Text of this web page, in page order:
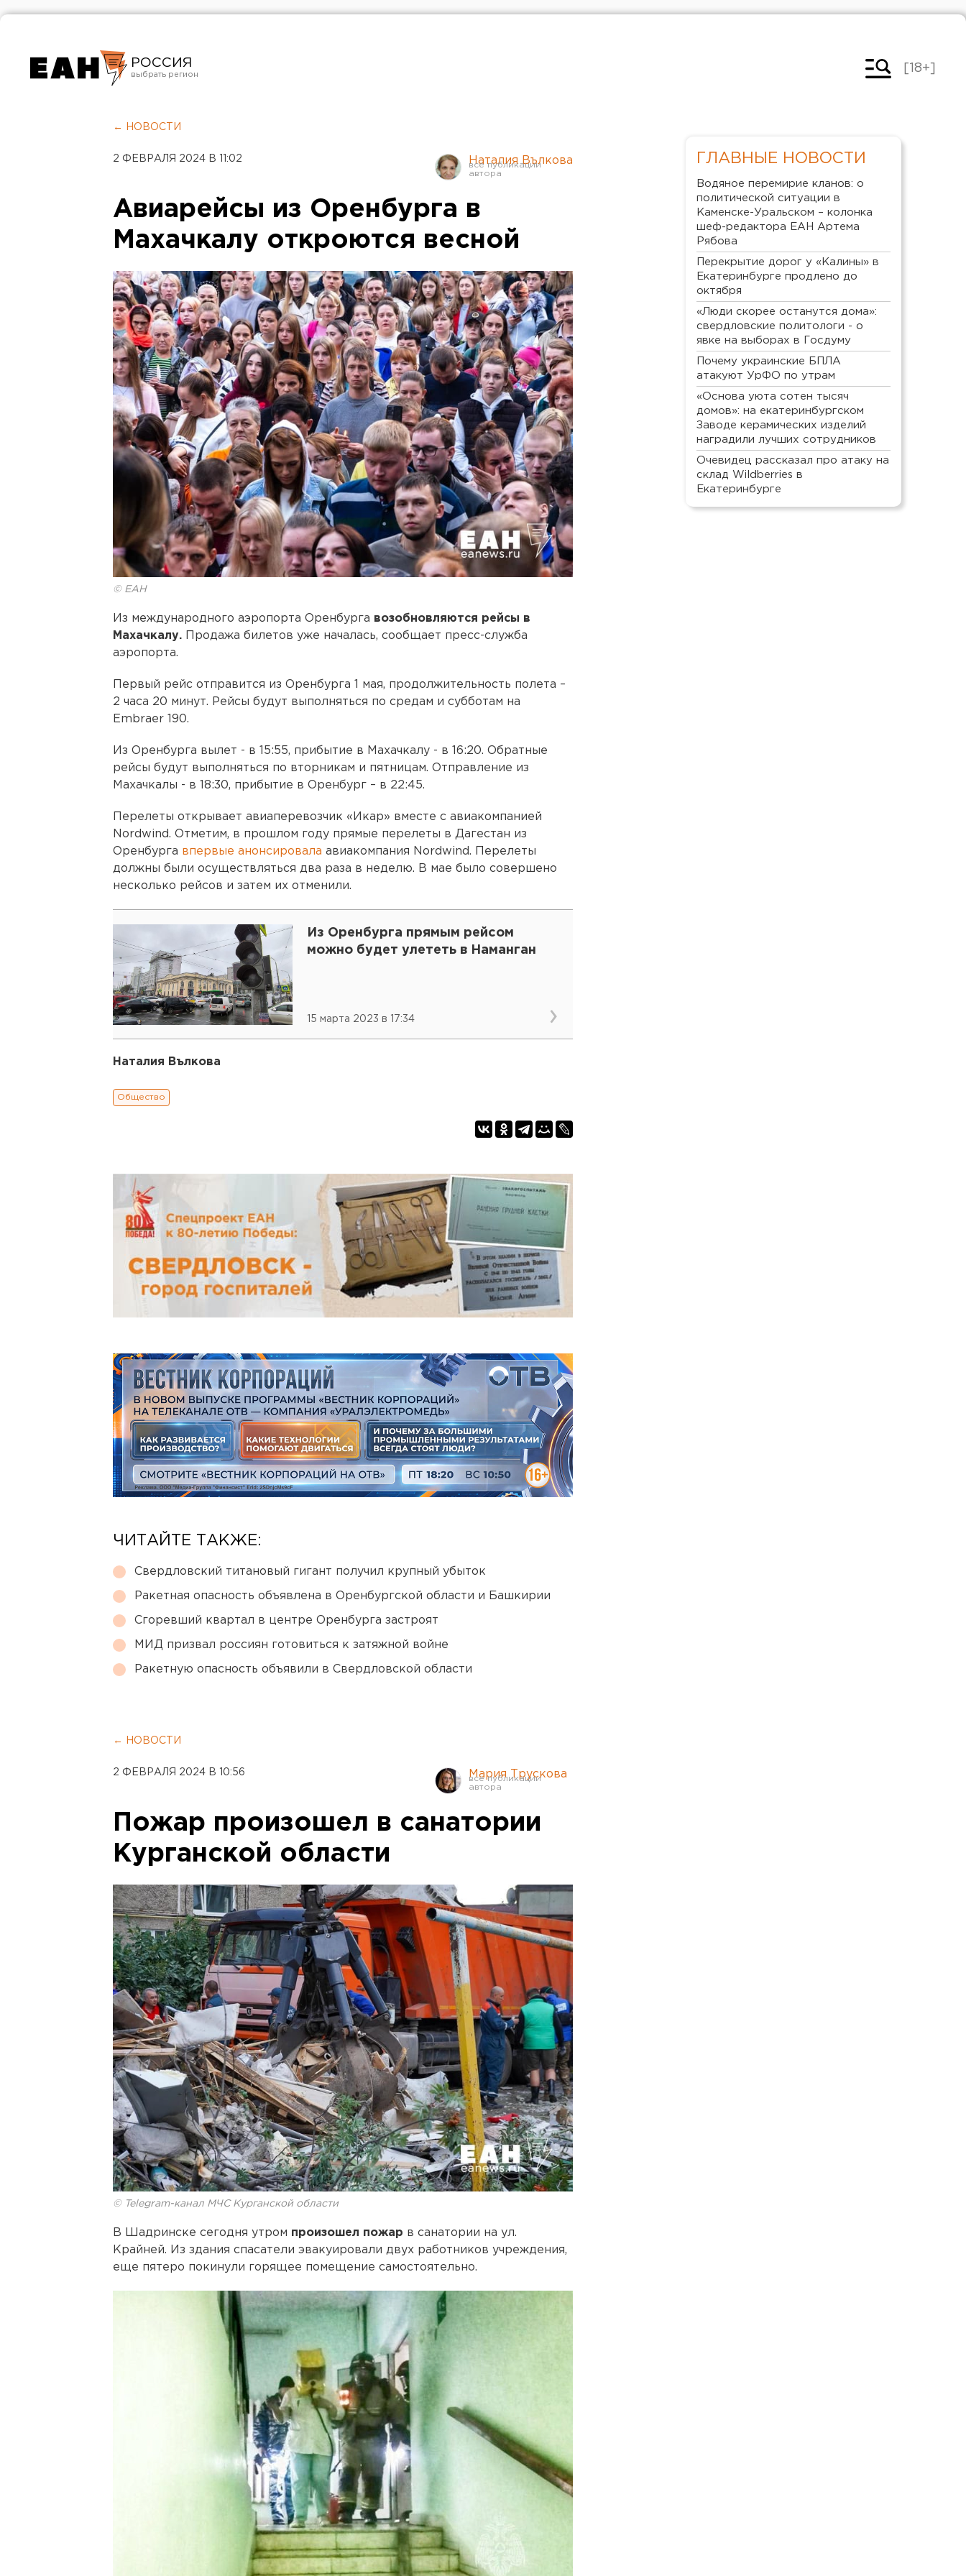
РОССИЯ
Челябинск
[18+]
← НОВОСТИ
2 ФЕВРАЛЯ 2024 В 11:02 Наталия Вълкова
Авиарейсы из Оренбурга в
Махачкалу откроются весной
© ЕАН
Из международного аэропорта Оренбурга возобновляются рейсы в
Махачкалу.
Продажа билетов уже началась, сообщает пресс-служба
аэропорта.
Первый рейс отправится из Оренбурга 1 мая, продолжительность полета –
2 часа 20 минут. Рейсы будут выполняться по средам и субботам на
Embraer 190.
Из Оренбурга вылет - в 15:55, прибытие в Махачкалу - в 16:20. Обратные
рейсы будут выполняться по вторникам и пятницам. Отправление из
Махачкалы - в 18:30, прибытие в Оренбург – в 22:45.
Перелеты открывает авиаперевозчик «Икар» вместе с авиакомпанией
Nordwind. Отметим, в прошлом году прямые перелеты в Дагестан из
Оренбурга впервые анонсировала авиакомпания Nordwind. Перелеты
должны были осуществляться два раза в неделю. В мае было совершено
несколько рейсов и затем их отменили.
Из Оренбурга прямым рейсом
можно будет улететь в Наманган
15 марта 2023 в 17:34
Наталия Вълкова
Общество
ЧИТАЙТЕ ТАКЖЕ:
Свердловский титановый гигант получил крупный убыток
Ракетная опасность объявлена в Оренбургской области и Башкирии
Сгоревший квартал в центре Оренбурга застроят
МИД призвал россиян готовиться к затяжной войне
Ракетную опасность объявили в Свердловской области
← НОВОСТИ
2 ФЕВРАЛЯ 2024 В 10:56 Мария Трускова
Пожар произошел в санатории
Курганской области
© Telegram-канал МЧС Курганской области
В Шадринске сегодня утром произошел пожар в санатории на ул.
Крайней. Из здания спасатели эвакуировали двух работников учреждения,
еще пятеро покинули горящее помещение самостоятельно.
ГЛАВНЫЕ НОВОСТИ
Водяное перемирие кланов: о
политической ситуации в
Каменске-Уральском – колонка
шеф-редактора ЕАН Артема
Рябова
Перекрытие дорог у «Калины» в
Екатеринбурге продлено до
октября
«Люди скорее останутся дома»:
свердловские политологи - о
явке на выборах в Госдуму
Почему украинские БПЛА
атакуют УрФО по утрам
«Основа уюта сотен тысяч
домов»: на екатеринбургском
Заводе керамических изделий
наградили лучших сотрудников
Очевидец рассказал про атаку на
склад Wildberries в
Екатеринбурге